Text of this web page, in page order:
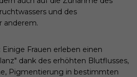
und des
anderem.
Einige Frauen erleben einen
dank des erhöhten Blutflusses,
Pigmentierung in bestimmten